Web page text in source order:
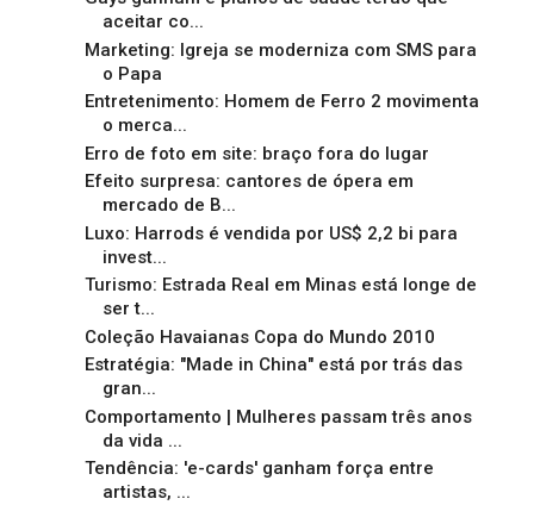
aceitar co...
Marketing: Igreja se moderniza com SMS para
o Papa
Entretenimento: Homem de Ferro 2 movimenta
o merca...
Erro de foto em site: braço fora do lugar
Efeito surpresa: cantores de ópera em
mercado de B...
Luxo: Harrods é vendida por US$ 2,2 bi para
invest...
Turismo: Estrada Real em Minas está longe de
ser t...
Coleção Havaianas Copa do Mundo 2010
Estratégia: "Made in China" está por trás das
gran...
Comportamento | Mulheres passam três anos
da vida ...
Tendência: 'e-cards' ganham força entre
artistas, ...